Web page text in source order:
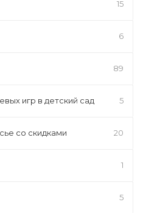
15
6
89
игр в детский сад 5
со скидками 20
1
5